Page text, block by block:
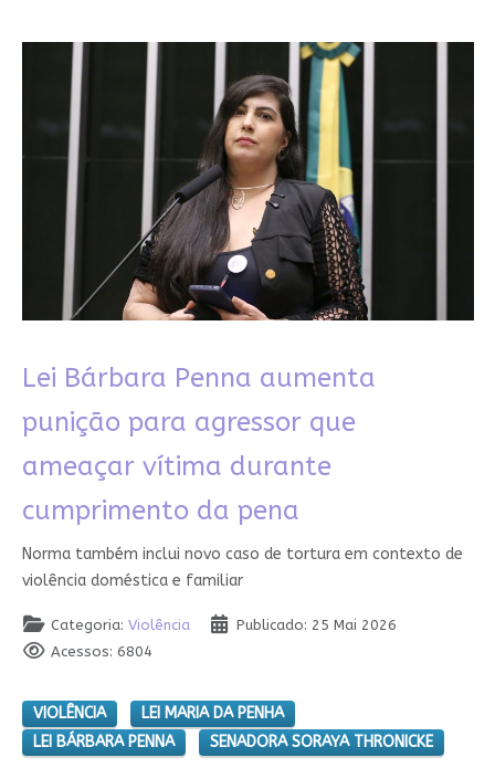
Lei Bárbara Penna aumenta
punição para agressor que
ameaçar vítima durante
cumprimento da pena
Norma também inclui novo caso de tortura em contexto de
violência doméstica e familiar
Categoria: Violência
Publicado: 25 Mai 2026
Acessos: 6804
VIOLÊNCIA
LEI MARIA DA PENHA
LEI BÁRBARA PENNA
SENADORA SORAYA THRONICKE